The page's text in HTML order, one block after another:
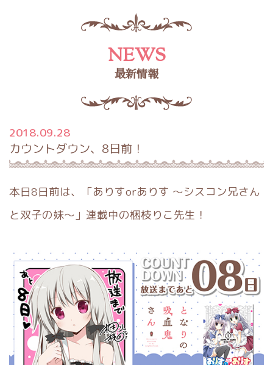
NEWS
最新情報
2018.09.28
カウントダウン、8日前！
本日8日前は、「ありすorありす ～シスコン兄さん
と双子の妹～」連載中の梱枝りこ先生！